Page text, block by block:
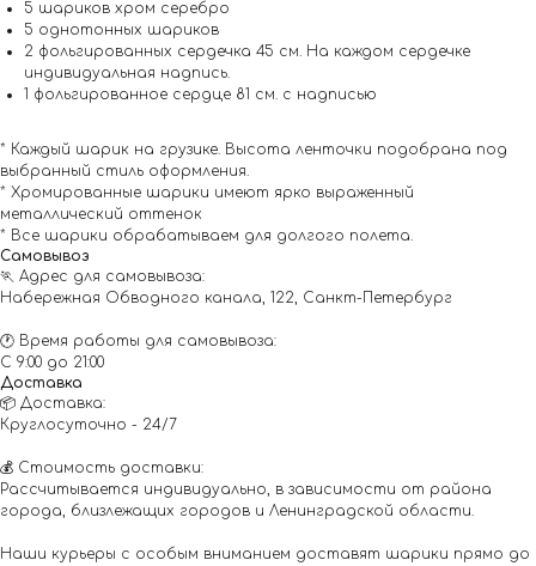
5 шариков хром серебро
5 однотонных шариков
2 фольгированных сердечка 45 см. На каждом сердечке
индивидуальная надпись.
1 фольгированное сердце 81 см. с надписью
* Каждый шарик на грузике. Высота ленточки подобрана под
выбранный стиль оформления.
* Хромированные шарики имеют ярко выраженный
металлический оттенок
* Все шарики обрабатываем для долгого полета.
Самовывоз
🏃 Адрес для самовывоза:
Набережная Обводного канала, 122, Санкт-Петербург
🕐 Время работы для самовывоза:
С 9:00 до 21:00
Доставка
📦 Доставка:
Круглосуточно - 24/7
💰 Стоимость доставки:
Рассчитывается индивидуально, в зависимости от района
города, близлежащих городов и Ленинградской области.
Наши курьеры с особым вниманием доставят шарики прямо до